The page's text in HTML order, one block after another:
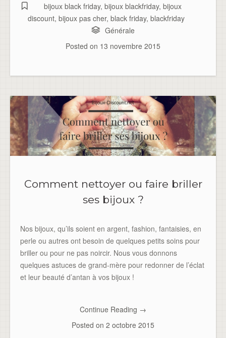
bijoux black friday, bijoux blackfriday, bijoux
discount, bijoux pas cher, black friday, blackfriday
Générale
Posted on 13 novembre 2015
Comment nettoyer ou faire briller
ses bijoux ?
Nos bijoux, qu’ils soient en argent, fashion, fantaisies, en
perle ou autres ont besoin de quelques petits soins pour
briller ou pour ne pas noircir. Nous vous donnons
quelques astuces de grand-mère pour redonner de l’éclat
et leur beauté d’antan à vos bijoux !
Continue Reading →
Posted on 2 octobre 2015